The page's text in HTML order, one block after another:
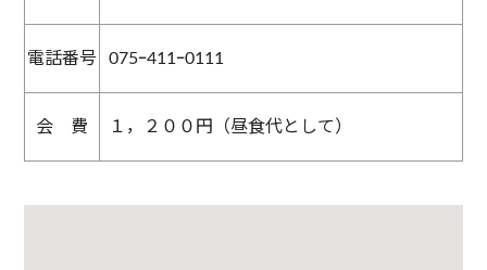
電話番号 075ｰ411ｰ0111
会 費 １，２００円（昼食代として）